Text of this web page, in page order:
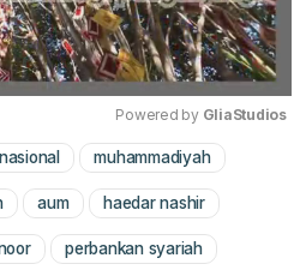
Mute
Powered by GliaStudios
muhammadiyah
aum haedar nashir
perbankan syariah